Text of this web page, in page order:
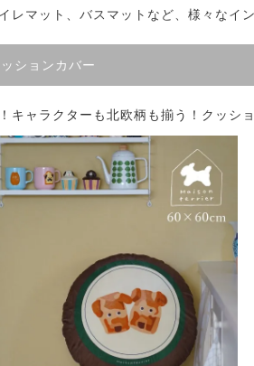
遮光カーテン）
厚地カーテン）
厚地カーテン）
ン
レースカーテン)
レースカーテン)
レースカーテン)
能で選ぶ
テン
カーテン
ーテン
ーテン
イストで選ぶ
地カーテン)
カーテン)
(厚地カーテン)
レースカーテン)
(レースカーテン)
無料サンプル
イン一覧
サイズの選び方
度
程度
度
度
円形）
円形）
円形）
制ラグ
ラグ
の選び方
講座
れ方法
江戸間3畳）
江戸間4.5畳）
江戸間6畳）
（江戸間8畳）
（本間2畳）
本間3畳）
（本間4.5畳）
本間6畳）
ット
サイズの選び方
選び方講座
お手入れ方法
ザイン一覧
イズ
ト
で選ぶ
入れ方法
ン一覧
テン
で選ぶ
レクション
・ラック
・ランドリー
ター
ア特集
ズの測り方
レマット、バスマットなど、様々なイ
ションカバー
キャラクターも北欧柄も揃う！クッシ